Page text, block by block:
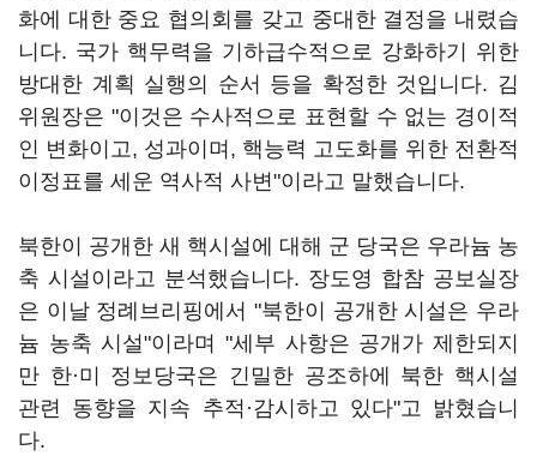
화에 대한 중요 협의회를 갖고 중대한 결정을 내렸습
니다. 국가 핵무력을 기하급수적으로 강화하기 위한
방대한 계획 실행의 순서 등을 확정한 것입니다. 김
위원장은 "이것은 수사적으로 표현할 수 없는 경이적
인 변화이고, 성과이며, 핵능력 고도화를 위한 전환적
이정표를 세운 역사적 사변"이라고 말했습니다.
북한이 공개한 새 핵시설에 대해 군 당국은 우라늄 농
축 시설이라고 분석했습니다. 장도영 합참 공보실장
은 이날 정례브리핑에서 "북한이 공개한 시설은 우라
늄 농축 시설"이라며 "세부 사항은 공개가 제한되지
만 한·미 정보당국은 긴밀한 공조하에 북한 핵시설
관련 동향을 지속 추적·감시하고 있다"고 밝혔습니
다.